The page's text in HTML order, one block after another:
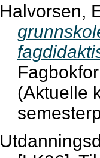
Halvorsen,
(Aktuelle